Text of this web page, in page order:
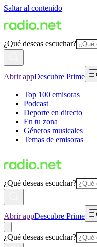
Saltar al contenido
¿Qué deseas escuchar?
Abrir appDescubre Prime
Top 100 emisoras
Podcast
Deporte en directo
En tu zona
Géneros musicales
Temas de emisoras
¿Qué deseas escuchar?
Abrir appDescubre Prime
¿Qué deseas escuchar?